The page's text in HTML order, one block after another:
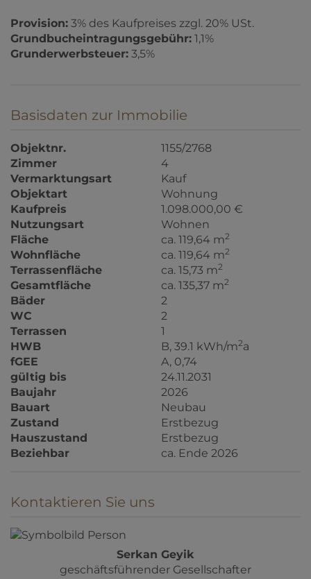
Provision: 3% des Kaufpreises zzgl. 20% USt.
Grundbucheintragungsgebühr: 1,1%
Grunderwerbsteuer: 3,5%
Basisdaten zur Immobilie
Objektnr.
1155/2768
Zimmer
4
Vermarktungsart
Kauf
Objektart
Wohnung
Kaufpreis
1.098.000,00 €
Nutzungsart
Wohnen
Fläche
ca. 119,64 m2
Wohnfläche ca. 119,64 m2
Terrassenfläche ca. 15,73 m2
Gesamtfläche ca. 135,37 m2
Bäder
2
WC
2
Terrassen
1
HWB
B, 39.1 kWh/m2a
fGEE
A, 0,74
gültig bis
24.11.2031
Baujahr
2026
Bauart
Neubau
Zustand
Erstbezug
Hauszustand
Erstbezug
Beziehbar
ca. Ende 2026
Kontaktieren Sie uns
Serkan Geyik
geschäftsführender Gesellschafter